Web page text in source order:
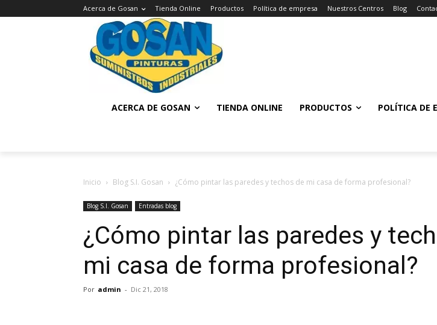
Acerca de Gosan Tienda Online Productos Política de empresa Nuestros Centros Blog
ACERCA DE GOSAN TIENDA ONLINE PRODUCTOS POLÍTICA DE
Inicio Blog S.I. Gosan ¿Cómo pintar las paredes y techos de mi casa de forma profesional?
Blog S.I. Gosan Entradas blog
¿Cómo pintar las paredes y
mi casa de forma profesional?
Por admin - Dic 21, 2018